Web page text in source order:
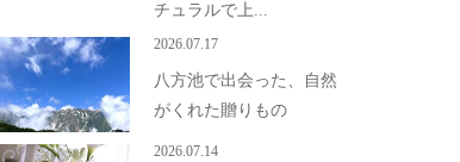
チュラルで上...
2026.07.17
八方池で出会った、自然
がくれた贈りもの
2026.07.14